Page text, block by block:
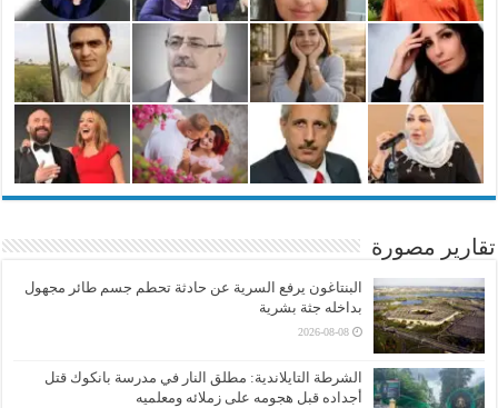
تقارير مصورة
البنتاغون يرفع السرية عن حادثة تحطم جسم طائر مجهول
بداخله جثة بشرية
2026-08-08
الشرطة التايلاندية: مطلق النار في مدرسة بانكوك قتل
أجداده قبل هجومه على زملائه ومعلميه